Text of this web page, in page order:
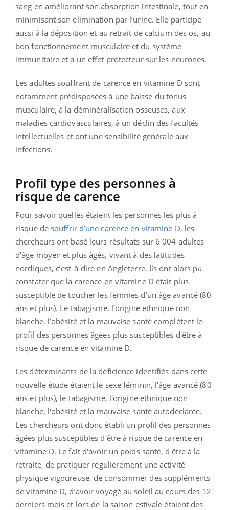
sang en améliorant son absorption intestinale, tout en
minimisant son élimination par l’urine. Elle participe
aussi à la déposition et au retrait de calcium des os, au
bon fonctionnement musculaire et du système
immunitaire et a un effet protecteur sur les neurones.
Les adultes souffrant de carence en vitamine D sont
notamment prédisposées à une baisse du tonus
musculaire, à la déminéralisation osseuses, aux
maladies cardiovasculaires, à un déclin des facultés
intellectuelles et ont une sensibilité générale aux
infections.
Profil type des personnes à
risque de carence
Pour savoir quelles étaient les personnes les plus à
risque de souffrir d’une carence en vitamine D, les
chercheurs ont basé leurs résultats sur 6 004 adultes
d'âge moyen et plus âgés, vivant à des latitudes
nordiques, c’est-à-dire en Angleterre. Ils ont alors pu
constater que la carence en vitamine D était plus
susceptible de toucher les femmes d’un âge avancé (80
ans et plus). Le tabagisme, l’origine ethnique non
blanche, l’obésité et la mauvaise santé complètent le
profil des personnes âgées plus susceptibles d'être à
risque de carence en vitamine D.
Les déterminants de la déficience identifiés dans cette
nouvelle étude étaient le sexe féminin, l'âge avancé (80
ans et plus), le tabagisme, l'origine ethnique non
blanche, l'obésité et la mauvaise santé autodéclarée.
Les chercheurs ont donc établi un profil des personnes
âgées plus susceptibles d'être à risque de carence en
vitamine D. Le fait d'avoir un poids santé, d'être à la
retraite, de pratiquer régulièrement une activité
physique vigoureuse, de consommer des suppléments
de vitamine D, d’avoir voyagé au soleil au cours des 12
derniers mois et lors de la saison estivale étaient des